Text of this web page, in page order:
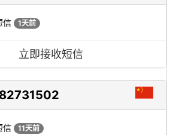
信 1天前
立即接收短信
信 11天前